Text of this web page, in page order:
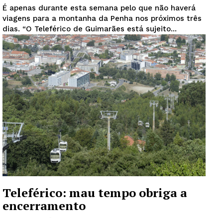
É apenas durante esta semana pelo que não haverá
viagens para a montanha da Penha nos próximos três
dias. “O Teleférico de Guimarães está sujeito...
Teleférico: mau tempo obriga a
encerramento